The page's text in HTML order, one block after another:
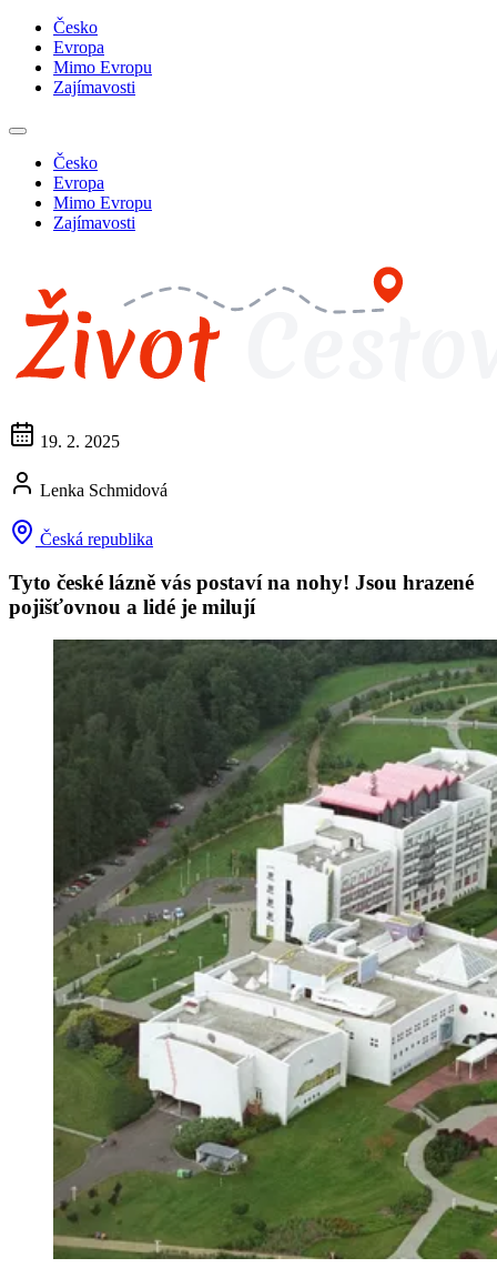
Česko
Evropa
Mimo Evropu
Zajímavosti
Česko
Evropa
Mimo Evropu
Zajímavosti
19. 2. 2025
Lenka Schmidová
Česká republika
Tyto české lázně vás postaví na nohy! Jsou hrazené
pojišťovnou a lidé je milují